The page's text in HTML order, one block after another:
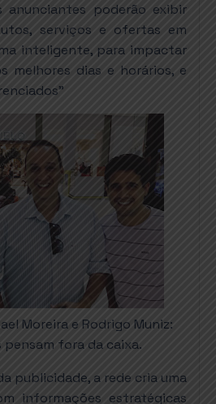
anunciantes poderão exibir
serviços e ofertas em
inteligente, para impactar
melhores dias e horários, e
Moreira e Rodrigo Muniz:
pensam fora da caixa.
publicidade, a rede cria uma
informações estratégicas